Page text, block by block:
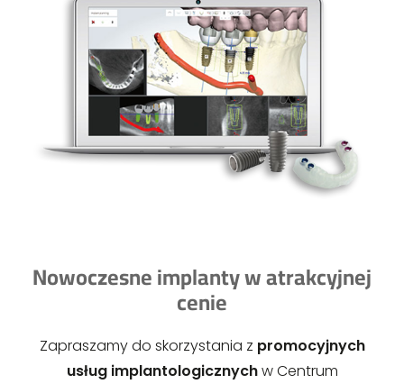
Nowoczesne implanty w atrakcyjnej
cenie​​
Zapraszamy do skorzystania z promocyjnych
usług implantologicznychw Centrum